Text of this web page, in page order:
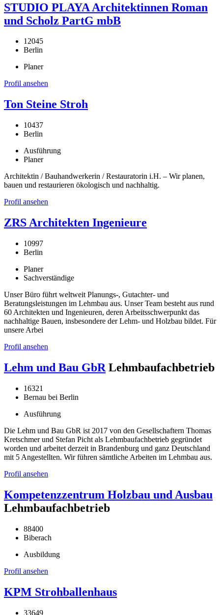
STUDIO PLAYA Architektinnen Roman
und Scholz PartG mbB
12045
Berlin
Planer
Profil ansehen
Ton Steine Stroh
10437
Berlin
Ausführung
Planer
Architektin / Bauhandwerkerin / Restauratorin i.H. – Wir planen,
bauen und restaurieren ökologisch und nachhaltig.
Profil ansehen
ZRS Architekten Ingenieure
10997
Berlin
Planer
Sachverständige
Unser Büro führt weltweit Planungs-, Gutachter- und
Beratungsleistungen im Lehmbau aus. Unser Team besteht aus rund
60 Architekten und Ingenieuren, deren Arbeitsschwerpunkt das
nachhaltige Bauen, insbesondere der Lehm- und Holzbau bildet. Für
unsere Arbei
Profil ansehen
Lehm und Bau GbR Lehmbaufachbetrieb
16321
Bernau bei Berlin
Ausführung
Die Lehm und Bau GbR ist 2017 von den Gesellschaftern Thomas
Kretschmer und Stefan Picht als Lehmbaufachbetrieb gegründet
worden und arbeitet derzeit in Brandenburg und ganz Deutschland
mit 5 Angestellten. Wir führen sämtliche Arbeiten im Lehmbau aus.
Profil ansehen
Kompetenzzentrum Holzbau und Ausbau
Lehmbaufachbetrieb
88400
Biberach
Ausbildung
Profil ansehen
KPM Strohballenhaus
33649